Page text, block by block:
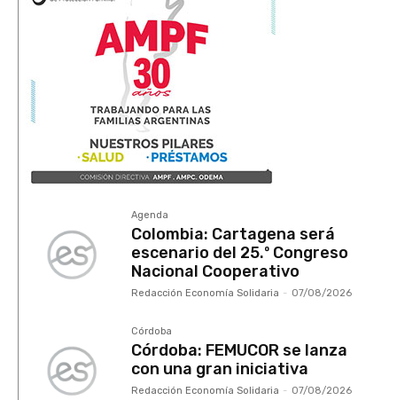
Agenda
Colombia: Cartagena será
escenario del 25.º Congreso
Nacional Cooperativo
Redacción Economía Solidaria - 07/08/2026
Córdoba
Córdoba: FEMUCOR se lanza
con una gran iniciativa
Redacción Economía Solidaria - 07/08/2026